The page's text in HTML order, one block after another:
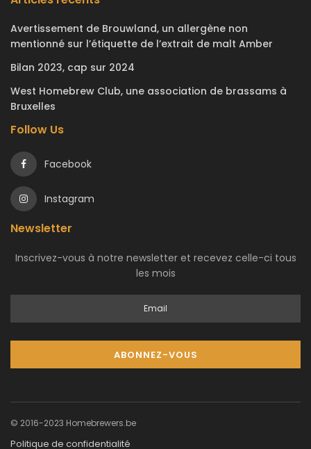
Avertissement de Brouwland, un allergène non
mentionné sur l’étiquette de l’extrait de malt Amber
Bilan 2023, cap sur 2024
West Homebrew Club, une association de brassams à
Bruxelles
Follow Us
Facebook
Instagram
Newsletter
Inscrivez-vous à notre newsletter et recevez celle-ci tous
les mois
© 2016-2023 Homebrewers.be
Politique de confidentialité